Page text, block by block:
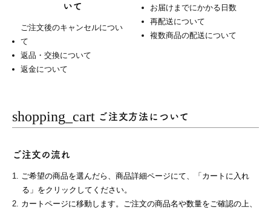
いて
ご注文後のキャンセルについ
て
返品・交換について
返金について
お届けまでにかかる日数
再配送について
複数商品の配送について
shopping_cart ご注文方法について
ご注文の流れ
ご希望の商品を選んだら、商品詳細ページにて、「カートに入れ
る」をクリックしてください。
カートページに移動します。ご注文の商品名や数量をご確認の上、